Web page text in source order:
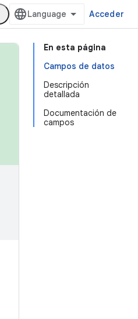
Acceder
En esta página
Campos de datos
Descripción
detallada
Documentación de
campos